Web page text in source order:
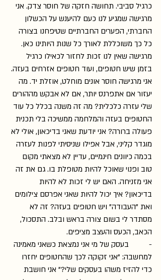
כרגיל סביבי. תחושה חזקה של חוסר צדק. אני
מרגישה שמגיע לנו כעם להיענש על הכשלון
החברתי, הפערים החברתיים שטיפחנו בצורה
כל כך משוכללת לאורך כל שנות היותינו כאן.
מרגישה שאין לנו זכות לחזור לכאילו כרגיל
בזמן שיש חטופים, ועוד חטופים אזרחים בעזה.
אני מרגישה חוסר אונים מוחלט, אוזלת יד. מה
יעזור אם אתפרנס יותר, אם לא אבקש מההורים
שלי עזרה כלכלית? מה זה משנה בכלל כל עוד
החטופים בעזה והמלחמה ממשיכה בלי תכנית
פעולה ברורה? אני יודעת שאני בדיכאון, אולי לא
מוגדר קליני, אבל אפילו שניסיתי לפנות לעזרה
בכמה כיוונים חינמיים, עדיין לא מצאתי מקום
טוב ופנוי שאוכל להיות מטופלת בו. גם את זה
אני מזניחה. האם יש לי זכות לא להיות
בדיכאון? איך יכול להיות שאני אפרסם צילומים
ואת "העבודה" ויש חטופים בעזה? זה לא
מסתדר לי בשום צורה בראש ובלב. התסכול,
הכאב, הכעס והעצב מציפים.
-          בעסק של מי אני נמצאת כשאני מאמינה
למחשבה: "אני זקוקה לכך שהחטופים יחזרו
כדי להזיז משהו בעסקים שלי?" אני חושבת